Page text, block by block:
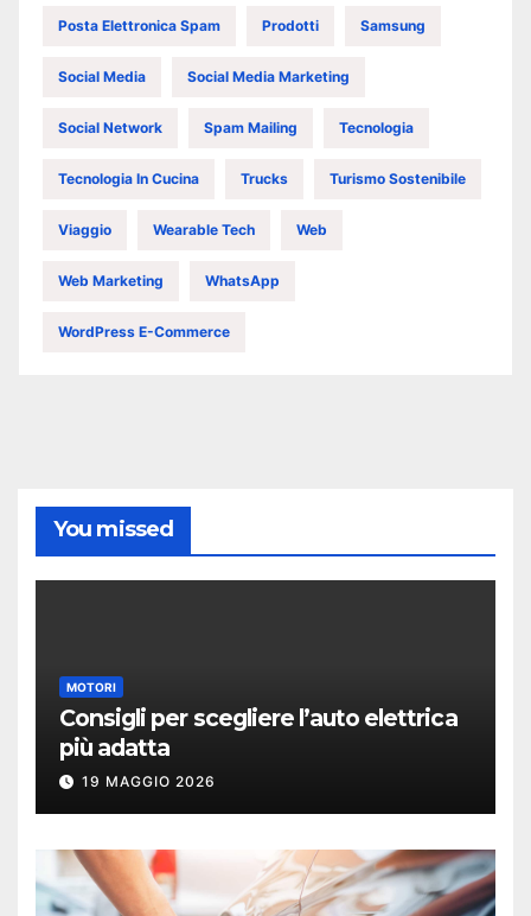
Posta Elettronica Spam Prodotti Samsung
Social Media Social Media Marketing
Social Network Spam Mailing Tecnologia
Tecnologia In Cucina Trucks Turismo Sostenibile
Viaggio Wearable Tech Web
Web Marketing WhatsApp
WordPress E-Commerce
You missed
MOTORI
Consigli per scegliere l’auto elettrica
più adatta
19 MAGGIO 2026